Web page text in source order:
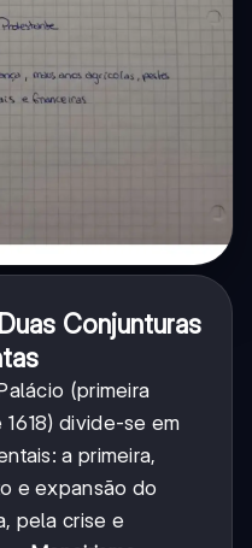
Conjunturas
(primeira
divide-se em
a primeira,
e expansão do
pela crise e